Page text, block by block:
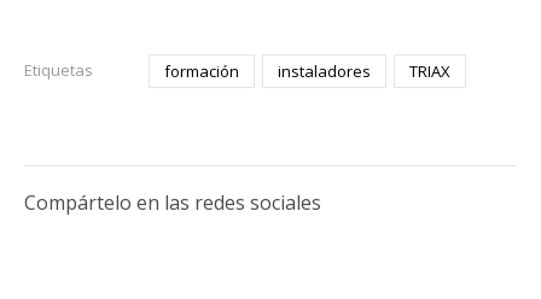
Etiquetas formación instaladores TRIAX
Compártelo en las redes sociales